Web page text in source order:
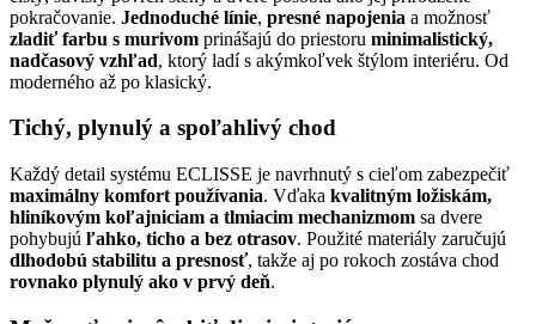
pokračovanie. Jednoduché línie, presné napojenia a možnosť
zladiť farbu s murivom prinášajú do priestoru minimalistický,
nadčasový vzhľad, ktorý ladí s akýmkoľvek štýlom interiéru. Od
moderného až po klasický.
Tichý, plynulý a spoľahlivý chod
Každý detail systému ECLISSE je navrhnutý s cieľom zabezpečiť
maximálny komfort používania. Vďaka kvalitným ložiskám,
hliníkovým koľajniciam a tlmiacim mechanizmom sa dvere
pohybujú ľahko, ticho a bez otrasov. Použité materiály zaručujú
dlhodobú stabilitu a presnosť, takže aj po rokoch zostáva chod
rovnako plynulý ako v prvý deň.